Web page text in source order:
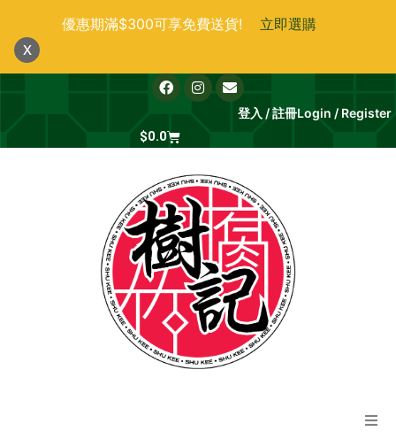
優惠期滿$300可享免費送貨! 立即選購
x
要
F
a
c
b
o
k
I
n
s
g
a
m
E
n
v
o
e
登入 / 註冊Login / Register
$0.0Cart